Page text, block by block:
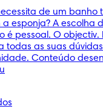
de um banho
esponja? A escolha
é pessoal. O objectiv.
todas as suas
Conteúdo